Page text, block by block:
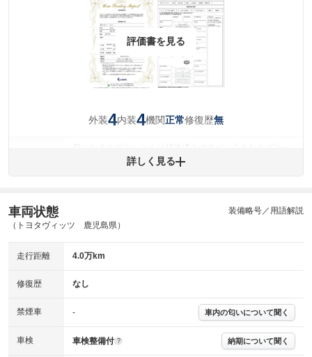
評価書を見る
外装4内装4機関正常修復歴無
コミが残っています。
(内装状態)
機関 主要機関に不具合はありません。
修復歴 詳細は鑑定書をご確認ください。
※グー鑑定は保証サービスではございません。購入時は必ず現車をご確認
※実際にお渡しするコンディションチェックシートにつきましては、形式
※グー鑑定の評価はあくまでも記載している鑑定日の鑑定結果となりま
す。車両情報等の詳細は各販売店へお問い合わせ下さい。
詳しく見る
車両状態
（トヨタヴィッツ 鹿児島県）
装備略号／用語解説
走行距離 4.0万km
修復歴 なし
禁煙車 - 車内の匂いについて聞く
車検 車検整備付 ? 納期について聞く